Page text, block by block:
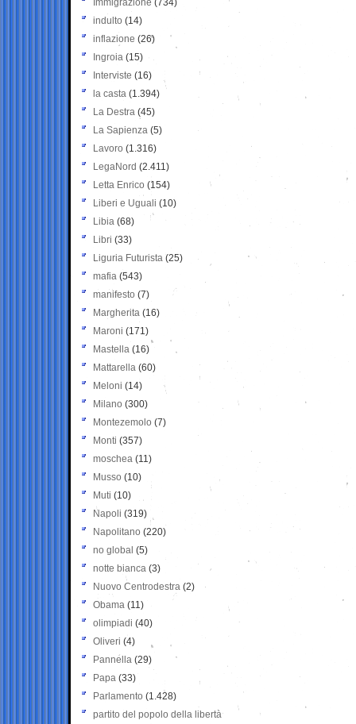
Immigrazione (734)
indulto (14)
inflazione (26)
Ingroia (15)
Interviste (16)
la casta (1.394)
La Destra (45)
La Sapienza (5)
Lavoro (1.316)
LegaNord (2.411)
Letta Enrico (154)
Liberi e Uguali (10)
Libia (68)
Libri (33)
Liguria Futurista (25)
mafia (543)
manifesto (7)
Margherita (16)
Maroni (171)
Mastella (16)
Mattarella (60)
Meloni (14)
Milano (300)
Montezemolo (7)
Monti (357)
moschea (11)
Musso (10)
Muti (10)
Napoli (319)
Napolitano (220)
no global (5)
notte bianca (3)
Nuovo Centrodestra (2)
Obama (11)
olimpiadi (40)
Oliveri (4)
Pannella (29)
Papa (33)
Parlamento (1.428)
partito del popolo della libertà